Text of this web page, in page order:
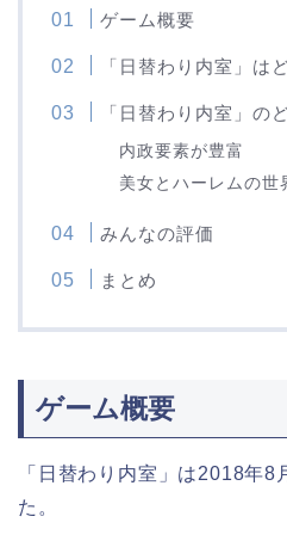
ゲーム概要
「日替わり内室」は
「日替わり内室」の
内政要素が豊富
美女とハーレムの世
みんなの評価
まとめ
ゲーム概要
「日替わり内室」は2018年8
た。